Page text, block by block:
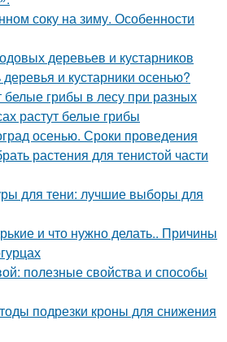
соку на зиму. Особенности
деревьев и кустарников
и кустарники осенью?
белые грибы в лесу при разных
растут белые грибы
осенью. Сроки проведения
растения для тенистой части
для тени: лучшие выборы для
и что нужно делать.. Причины
полезные свойства и способы
подрезки кроны для снижения